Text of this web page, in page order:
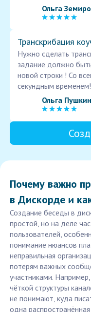
Ольга
Транскрибация
Нужно сделать
задание должно
новой строки ! Со
секундным
Ольга
Почему важно
в Дискорде и
Создание беседы в
простой, но на деле
пользователей,
понимание нюансов
неправильная
потерям важных
участниками.
чёткой структуры
не понимают, куда
одна